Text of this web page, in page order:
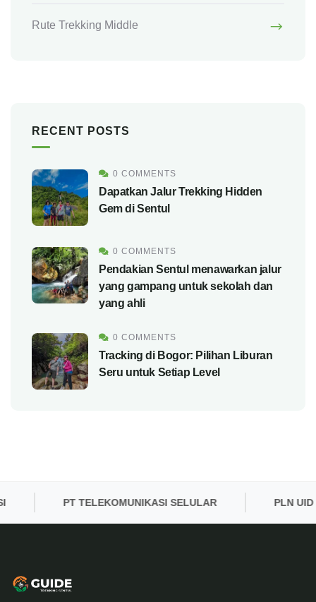
Rute Trekking Middle
RECENT POSTS
0 COMMENTS
Dapatkan Jalur Trekking Hidden
Gem di Sentul
0 COMMENTS
Pendakian Sentul menawarkan jalur
yang gampang untuk sekolah dan
yang ahli
0 COMMENTS
Tracking di Bogor: Pilihan Liburan
Seru untuk Setiap Level
PT TELEKOMUNIKASI SELULAR PLN UID